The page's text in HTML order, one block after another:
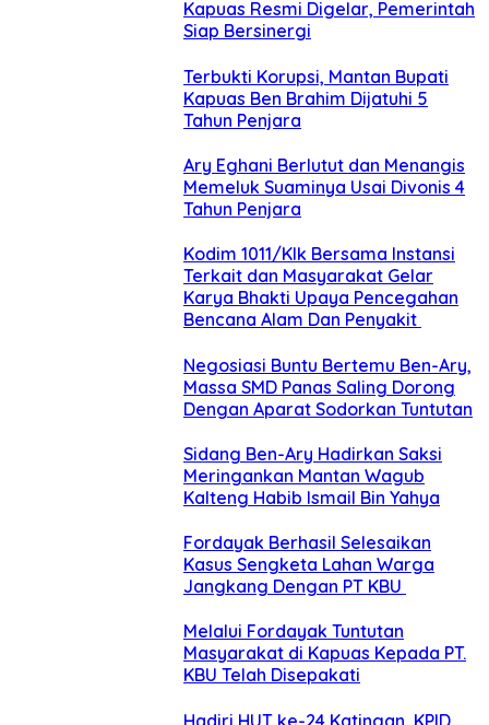
Kapuas Resmi Digelar, Pemerintah
Siap Bersinergi
Terbukti Korupsi, Mantan Bupati
Kapuas Ben Brahim Dijatuhi 5
Tahun Penjara
Ary Eghani Berlutut dan Menangis
Memeluk Suaminya Usai Divonis 4
Tahun Penjara
Kodim 1011/Klk Bersama Instansi
Terkait dan Masyarakat Gelar
Karya Bhakti Upaya Pencegahan
Bencana Alam Dan Penyakit
Negosiasi Buntu Bertemu Ben-Ary,
Massa SMD Panas Saling Dorong
Dengan Aparat Sodorkan Tuntutan
Sidang Ben-Ary Hadirkan Saksi
Meringankan Mantan Wagub
Kalteng Habib Ismail Bin Yahya
Fordayak Berhasil Selesaikan
Kasus Sengketa Lahan Warga
Jangkang Dengan PT KBU
Melalui Fordayak Tuntutan
Masyarakat di Kapuas Kepada PT.
KBU Telah Disepakati
Hadiri HUT ke-24 Katingan, KPID